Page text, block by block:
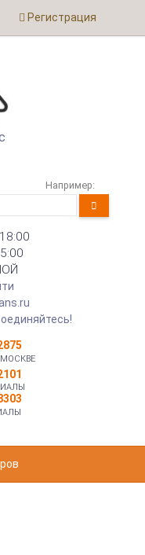
Регистрация
Например: